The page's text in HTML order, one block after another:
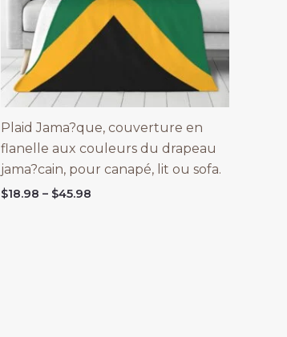
Plaid Jama?que, couverture en
flanelle aux couleurs du drapeau
jama?cain, pour canapé, lit ou sofa.
$18.98 – $45.98